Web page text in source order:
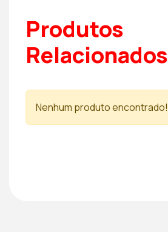
Produtos
Relacionados
Nenhum produto encontrado!